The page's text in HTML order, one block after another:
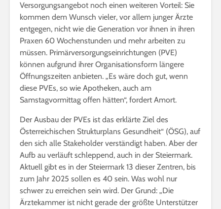
Versorgungsangebot noch einen weiteren Vorteil: Sie
kommen dem Wunsch vieler, vor allem junger Ärzte
entgegen, nicht wie die Generation vor ihnen in ihren
Praxen 60 Wochenstunden und mehr arbeiten zu
müssen. Primärversorgungseinrichtungen (PVE)
können aufgrund ihrer Organisationsform längere
Öffnungszeiten anbieten. „Es wäre doch gut, wenn
diese PVEs, so wie Apotheken, auch am
Samstagvormittag offen hätten“, fordert Amort.
Der Ausbau der PVEs ist das erklärte Ziel des
Österreichischen Strukturplans Gesundheit“ (ÖSG), auf
den sich alle Stakeholder verständigt haben. Aber der
Aufb au verläuft schleppend, auch in der Steiermark.
Aktuell gibt es in der Steiermark 13 dieser Zentren, bis
zum Jahr 2025 sollen es 40 sein. Was wohl nur
schwer zu erreichen sein wird. Der Grund: „Die
Ärztekammer ist nicht gerade der größte Unterstützer